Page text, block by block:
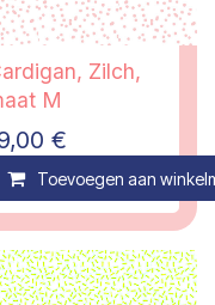
Compare
Zilch,
M
€
Toevoegen aan